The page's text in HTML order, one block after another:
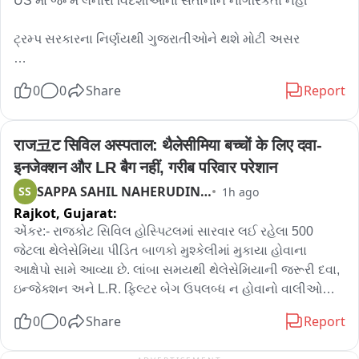
રજૂઆત કરવા છતાં સમસ્યાનું નિરાકરણ નહીં આવતા પરિવારનો
રોષ ફાટી નીકળયો છે. પરિવારનું કહેવું છે કે અધિકારીઓની
છે. હવે સવાલ એ છે કે મનપાની જગ્યા રોકાણ ಶાખા ખરેખર
ભેદભાવ થઈ રહ્યો છે? એક તરફ નોનવેજની લાંડીઓ યથાવત્
અને બીજી તરફ હિન્દુ ધંધાર્થીઓ સામે કાર્યવાહી—આ આખા
મામલે રાજકોટ મનપાના ઉચ્ચ અધિકારીઓ ક્યારે જવાબ આપશે?
ટ્રમ્પ સરકારના નિર્ણયથી ગુજરાતીઓને થશે મોટી અસર
ઇલીગલ રહે છે, તેમના બાળકને જન્મ સાથે મળતો લીગલ રાઇટ
નહીં મળે
અનેક લોકો વિઝિટર વિઝા પર અમેરિકામાં બાળકનો જન્મ કરાવવા
જતા હતા
ટેમ્પરરી વિઝિટર વિઝાના બહાનાના હેઠળ બાળકના જન્મ સાથે
વિઝા મેળવતા હતા
ટ્રમ્પ સરકારના નિર્ણયથી ભારતમાં સૌથી વધુ અસર ગુજરાતીને
0 0 Share Report
राज코ट सिविल अस्पताल: थैलेसीमिया बच्चों के लिए दवा-
इनजेक्शन और LR बैग नहीं, गरीब परिवार परेशान
SS SAPPA SAHIL NAHERUDINBHAI 1h ago
Rajkot, Gujarat:
એંકર:- રાજકોટ સિવિલ હોસ્પિટલમાં સારવાર લઈ રહેલા 500
જેટલા થેલેસેમિયા પીડિત બાળકો મુશ્કેલીમાં મુકાયા હોવાના
આક્ષેપો સામે આવ્યા છે. લાંબા સમયથી થેલેસેમિયાની જરૂરી દવા,
ઇન્જેક્શન અને L.R. ફિલ્ટર બેગ ઉપલબ્ધ ન હોવાનો વાલીઓનો
માટે બહારથી દવા ખરીદવી પડી રહી છે અને દર મહિને 18થી 20
0 0 Share Report